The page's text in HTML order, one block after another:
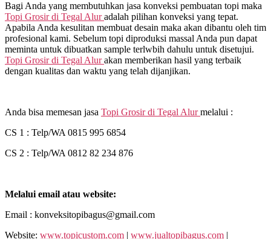
Bagi Anda yang membutuhkan jasa konveksi pembuatan topi maka
Topi Grosir di Tegal Alur adalah pilihan konveksi yang tepat.
Apabila Anda kesulitan membuat desain maka akan dibantu oleh tim
profesional kami. Sebelum topi diproduksi massal Anda pun dapat
meminta untuk dibuatkan sample terlwbih dahulu untuk disetujui.
Topi Grosir di Tegal Alur akan memberikan hasil yang terbaik
dengan kualitas dan waktu yang telah dijanjikan.
Anda bisa memesan jasa Topi Grosir di Tegal Alur melalui :
CS 1 : Telp/WA 0815 995 6854
CS 2 : Telp/WA 0812 82 234 876
Melalui email atau website:
Email : konveksitopibagus@gmail.com
Website: www.topicustom.com | www.jualtopibagus.com |